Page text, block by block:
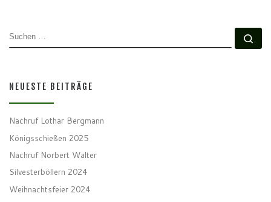
SUCHE
NEUESTE BEITRÄGE
Nachruf Lothar Bergmann
Königsschießen 2025
Nachruf Norbert Walter
Silvesterböllern 2024
Weihnachtsfeier 2024